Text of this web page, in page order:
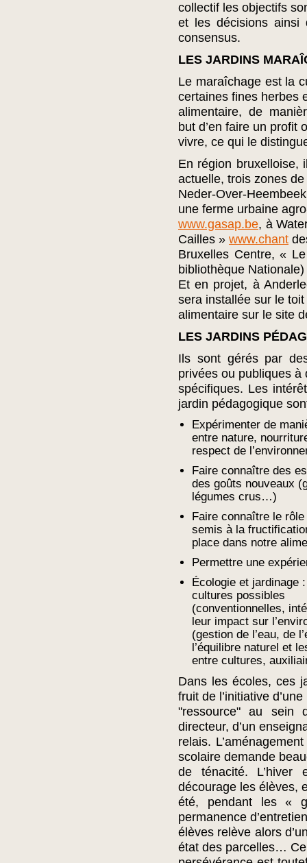
collectif les objectifs
et les décisions ainsi
consensus.
LES JARDINS
Le maraîchage est la
certaines fines herbes
alimentaire, de
but d’en faire un profit
vivre, ce qui le
En région bruxelloise,
actuelle, trois zones
Neder-Over-
une ferme urbaine
www.gasap.be, à
Cailles » www.chant
Bruxelles Centre, «
bibliothèque Nationale)
Et en projet, à
sera installée sur le
alimentaire sur le site
LES JARDINS
Ils sont gérés par
privées ou publiques à
spécifiques. Les
jardin pédagogique
Expérimenter de
entre nature,
respect de
Faire connaître des
des goûts nouveaux
légumes crus…)
Faire connaître le
semis à la
place dans notre
Permettre une
Écologie et jardinage
cultures possibles
(conventionnelles,
leur impact sur
(gestion de l’eau, de
l’équilibre naturel et
entre cultures,
Dans les écoles, ces
fruit de l’initiative
"ressource" au sein
directeur, d’un
relais.
scolaire demande
de ténacité. L’hiver
décourage les élèves,
été, pendant les «
permanence
élèves relève alors
état des parcelles…